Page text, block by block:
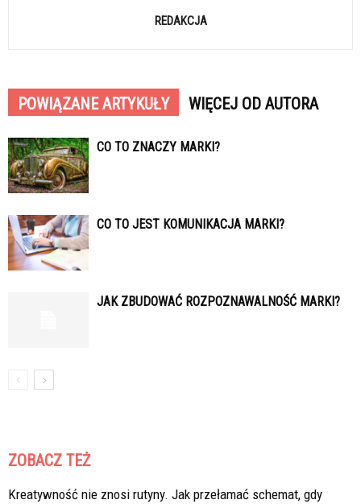
REDAKCJA
POWIĄZANE ARTYKUŁY WIĘCEJ OD AUTORA
CO TO ZNACZY MARKI?
CO TO JEST KOMUNIKACJA MARKI?
JAK ZBUDOWAĆ ROZPOZNAWALNOŚĆ MARKI?
ZOBACZ TEŻ
Kreatywność nie znosi rutyny. Jak przełamać schemat, gdy